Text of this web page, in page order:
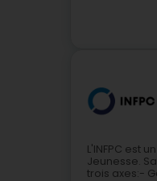
L'INFPC est
Jeunesse.
trois axes:-